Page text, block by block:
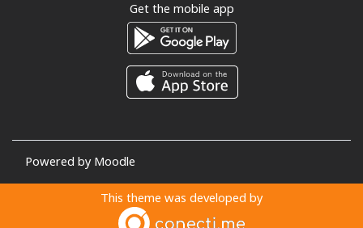
Get the mobile app
Powered byMoodle
This theme was developed by